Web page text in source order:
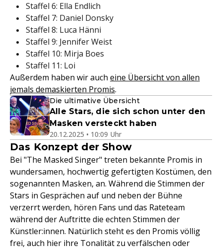
Staffel 6: Ella Endlich
Staffel 7: Daniel Donsky
Staffel 8: Luca Hänni
Staffel 9: Jennifer Weist
Staffel 10: Mirja Boes
Staffel 11: Loi
Außerdem haben wir auch eine Übersicht von allen
jemals demaskierten Promis.
Die ultimative Übersicht
Alle Stars, die sich schon unter den
Masken versteckt haben
20.12.2025 • 10:09 Uhr
Das Konzept der Show
Bei "The Masked Singer" treten bekannte Promis in
wundersamen, hochwertig gefertigten Kostümen, den
sogenannten Masken, an. Während die Stimmen der
Stars in Gesprächen auf und neben der Bühne
verzerrt werden, hören Fans und das Rateteam
während der Auftritte die echten Stimmen der
Künstler:innen. Natürlich steht es den Promis völlig
frei, auch hier ihre Tonalität zu verfälschen oder